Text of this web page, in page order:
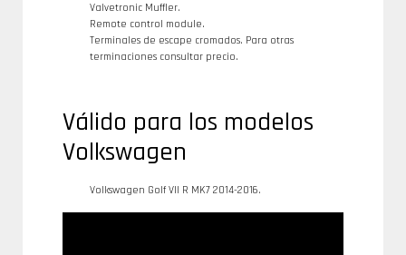
Valvetronic Muffler.
Remote control module.
Terminales de escape cromados. Para otras
terminaciones consultar precio.
Válido para los modelos
Volkswagen
Volkswagen Golf VII R MK7 2014-2016.